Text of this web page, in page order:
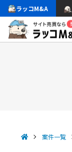
ラッコM&A
案件一覧